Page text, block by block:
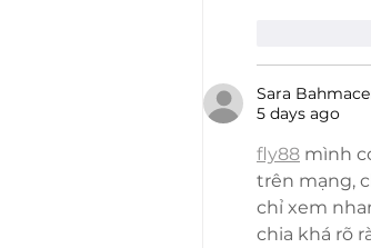
Sara
5 days ago
fly88 mình
trên mạng,
chỉ xem
chia khá rõ